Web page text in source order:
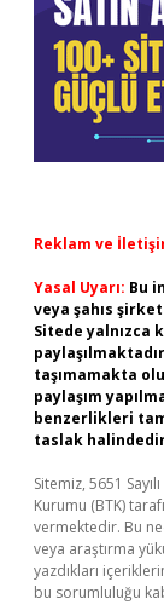
Reklam ve
Yasal Uyarı: Bu
veya şahıs
Sitede yalnızca
taşımamakta
paylaşım
benzerlikleri
taslak
Sitemiz, 5651
Kurumu (BTK)
vermektedir. Bu
veya araştırma
yazdıkları
bu sorumluluğu